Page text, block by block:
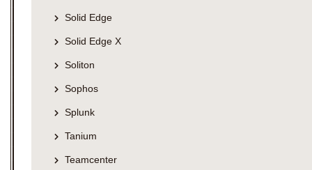
Solid Edge
Solid Edge X
Soliton
Sophos
Splunk
Tanium
Teamcenter